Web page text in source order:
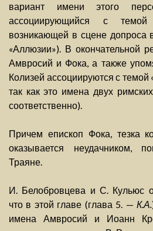
вариант имени этого
ассоциирующийся с
возникающей в сцене допроса
«Аллюзии»). В окончательной
Амвросий и Фока, а также
Колизей ассоциируются с
так как это имена двух
соответственно).
Причем епископ Фока, тезка
оказывается неудачником,
Траяне.
И. Белобровцева и С. Кульюс
что в этой главе (глава 5. —К.А.
имена Амвросий и Иоанн